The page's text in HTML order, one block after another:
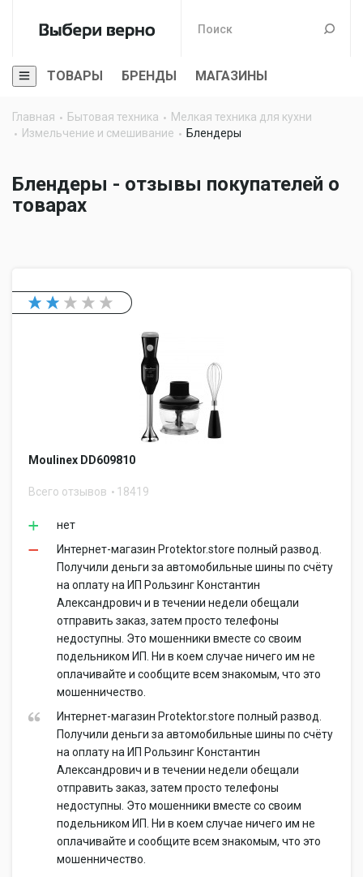
ТОВАРЫ БРЕНДЫ МАГАЗИНЫ
Главная Бытовая техника
Мелкая техника для кухни
Измельчение и смешивание
Блендеры
Блендеры - отзывы покупателей о
товарах
Moulinex DD609810
Всего отзывов 18419
нет
Интернет-магазин Protektor.store полный развод.
Получили деньги за автомобильные шины по счёту
на оплату на ИП Рользинг Константин
Александрович и в течении недели обещали
отправить заказ, затем просто телефоны
недоступны. Это мошенники вместе со своим
подельником ИП. Ни в коем случае ничего им не
оплачивайте и сообщите всем знакомым, что это
мошенничество.
Интернет-магазин Protektor.store полный развод.
Получили деньги за автомобильные шины по счёту
на оплату на ИП Рользинг Константин
Александрович и в течении недели обещали
отправить заказ, затем просто телефоны
недоступны. Это мошенники вместе со своим
подельником ИП. Ни в коем случае ничего им не
оплачивайте и сообщите всем знакомым, что это
мошенничество.